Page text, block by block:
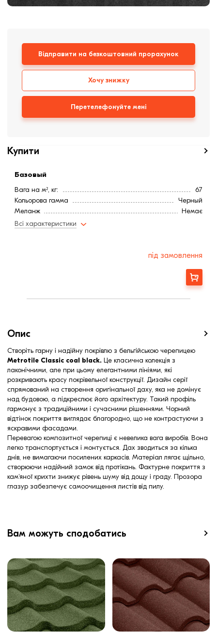
Будівельні суміші
Відправити на безкоштовний прорахунок
Хочу знижку
Перетелефонуйте мені
Купити
Базовый
Вага на м², кг:
67
Кольорова гамма
Черный
Меланж
Немає
Товщина металу
Всі характеристики
під замовлення
Замовити
Опис
Створіть гарну і надійну покрівлю з бельгійською черепицею
Metrotile Classic coal black. Це класична колекція з
лаконічними, але при цьому елегантними лініями, які
розкривають красу покрівельної конструкції. Дизайн серії
спрямований на створення оригінальної даху, яка не домінує
над будовою, а підкреслює його архітектуру. Такий профіль
гармонує з традиційними і сучасними рішеннями. Чорний
відтінок покриття виглядає благородно, що не контрастуючи з
яскравими фасадами.
Перевагою композитної черепиці є невелика вага виробів. Вона
легко транспортується і монтується. Дах зводиться за кілька
днів, не вимагаючи посилених каркасів. Матеріал лягає щільно,
створюючи надійний замок від протікань. Фактурне покриття з
кам'яної крихти знижує рівень шуму від дощу і граду. Прозора
глазур забезпечує самоочищення листів від пилу.
Вам можуть сподобатись